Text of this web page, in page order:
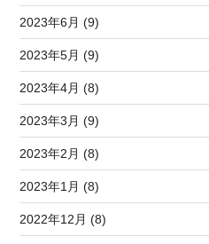
2023年6月 (9)
2023年5月 (9)
2023年4月 (8)
2023年3月 (9)
2023年2月 (8)
2023年1月 (8)
2022年12月 (8)